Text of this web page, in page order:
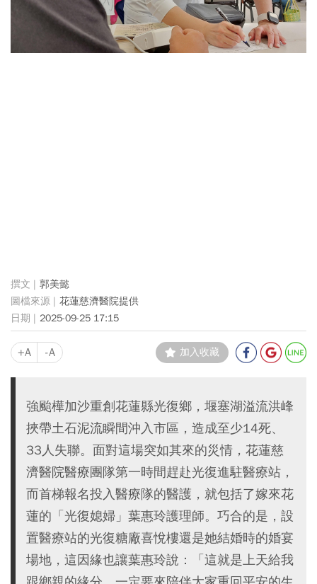
郭美懿
花蓮慈濟醫院提供
2025-09-25 17:15
+A -A 加入收藏
強颱樺加沙重創花蓮縣光復鄉，堰塞湖溢流洪峰
挾帶土石泥流瞬間沖入市區，造成至少14死、
33人失聯。面對這場突如其來的災情，花蓮慈
濟醫院醫療團隊第一時間趕赴光復進駐醫療站，
而首梯報名投入醫療隊的醫護，就包括了嫁來花
蓮的「光復媳婦」葉惠玲護理師。巧合的是，設
置醫療站的光復糖廠喜悅樓還是她結婚時的婚宴
場地，這因緣也讓葉惠玲說：「這就是上天給我